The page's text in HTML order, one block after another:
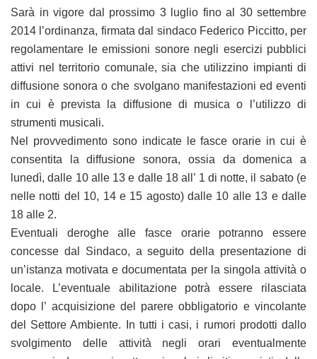
Sarà in vigore dal prossimo 3 luglio fino al 30 settembre
2014 l’ordinanza, firmata dal sindaco Federico Piccitto, per
regolamentare le emissioni sonore negli esercizi pubblici
attivi nel territorio comunale, sia che utilizzino impianti di
diffusione sonora o che svolgano manifestazioni ed eventi
in cui è prevista la diffusione di musica o l’utilizzo di
strumenti musicali.
Nel provvedimento sono indicate le fasce orarie in cui è
consentita la diffusione sonora, ossia da domenica a
lunedì, dalle 10 alle 13 e dalle 18 all’ 1 di notte, il sabato (e
nelle notti del 10, 14 e 15 agosto) dalle 10 alle 13 e dalle
18 alle 2.
Eventuali deroghe alle fasce orarie potranno essere
concesse dal Sindaco, a seguito della presentazione di
un’istanza motivata e documentata per la singola attività o
locale. L’eventuale abilitazione potrà essere rilasciata
dopo l’ acquisizione del parere obbligatorio e vincolante
del Settore Ambiente. In tutti i casi, i rumori prodotti dallo
svolgimento delle attività negli orari eventualmente